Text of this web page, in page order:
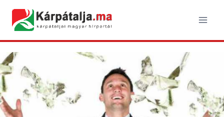
content